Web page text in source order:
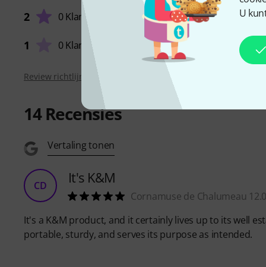
U
2 0 Klanten
1 0 Klanten
Review richtlijnen
14Recensies
Vertaling tonen
CD It's K&M
Cornamuse de Chalumeau
It's a K&M product, and it certainly lives up to its well
portable, sturdy, and serves its purpose as intended.